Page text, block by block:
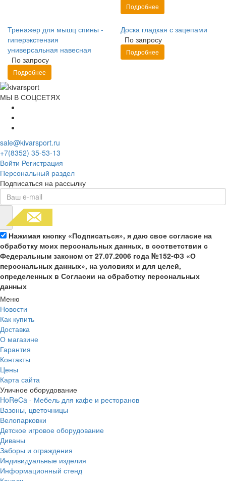
Подробнее
Тренажер для мышц спины -
гиперэкстензия
универсальная навесная
По запросу
Подробнее
Доска гладкая с зацепами
По запросу
Подробнее
МЫ В СОЦСЕТЯХ
sale@kivarsport.ru
+7(8352) 35-53-13
Войти Регистрация
Персональный раздел
Подписаться на рассылку
Нажимая кнопку «Подписаться», я даю свое согласие на
обработку моих персональных данных, в соответствии с
Федеральным законом от 27.07.2006 года №152-ФЗ «О
персональных данных», на условиях и для целей,
определенных в Согласии на обработку персональных
данных
Меню
Новости
Как купить
Доставка
О магазине
Гарантия
Контакты
Цены
Карта сайта
Уличное оборудование
HoReCa - Мебель для кафе и ресторанов
Вазоны, цветочницы
Велопарковки
Детское игровое оборудование
Диваны
Заборы и ограждения
Индивидуальные изделия
Информационный стенд